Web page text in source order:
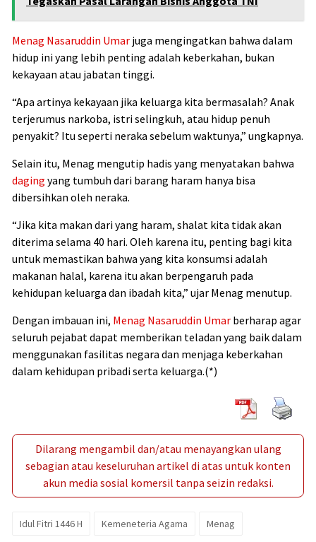
Menag Nasaruddin Umar juga mengingatkan bahwa dalam
hidup ini yang lebih penting adalah keberkahan, bukan
kekayaan atau jabatan tinggi.
“Apa artinya kekayaan jika keluarga kita bermasalah? Anak
terjerumus narkoba, istri selingkuh, atau hidup penuh
penyakit? Itu seperti neraka sebelum waktunya,” ungkapnya.
Selain itu, Menag mengutip hadis yang menyatakan bahwa
daging yang tumbuh dari barang haram hanya bisa
dibersihkan oleh neraka.
“Jika kita makan dari yang haram, shalat kita tidak akan
diterima selama 40 hari. Oleh karena itu, penting bagi kita
untuk memastikan bahwa yang kita konsumsi adalah
makanan halal, karena itu akan berpengaruh pada
kehidupan keluarga dan ibadah kita,” ujar Menag menutup.
Dengan imbauan ini, Menag Nasaruddin Umar berharap agar
seluruh pejabat dapat memberikan teladan yang baik dalam
menggunakan fasilitas negara dan menjaga keberkahan
dalam kehidupan pribadi serta keluarga.(*)
Dilarang mengambil dan/atau menayangkan ulang
sebagian atau keseluruhan artikel di atas untuk konten
akun media sosial komersil tanpa seizin redaksi.
Idul Fitri 1446 H Kemeneteria Agama Menag